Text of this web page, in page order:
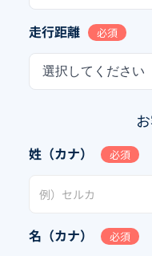
走行距離 必須
選択してください
姓（カナ） 必須
名（カナ） 必須